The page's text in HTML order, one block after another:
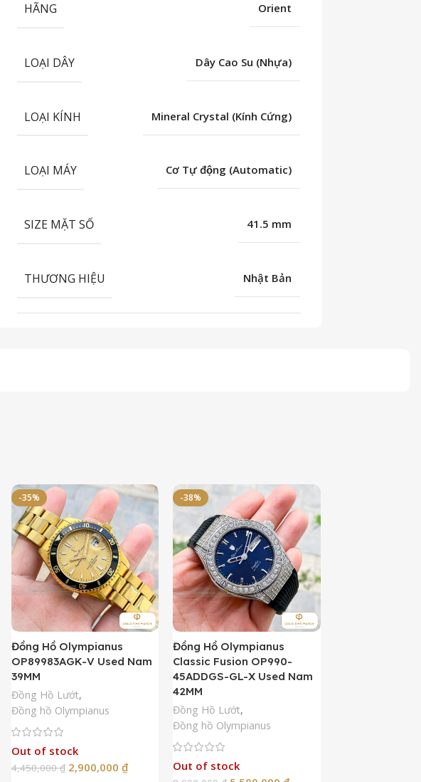
HÃNG Orient
LOẠI DÂY Dây Cao Su (Nhựa)
LOẠI KÍNH Mineral Crystal (Kính Cứng)
LOẠI MÁY Cơ Tự động (Automatic)
SIZE MẶT SỐ 41.5 mm
THƯƠNG HIỆU Nhật Bản
-35%
Đồng Hồ Olympianus
OP89983AGK-V Used Nam
39MM
Đồng Hồ Lướt,
Đồng hồ Olympianus
Out of stock
4,450,000₫ 2,900,000 ₫
-38%
Đồng Hồ Olympianus
Classic Fusion OP990-
45ADDGS-GL-X Used Nam
42MM
Đồng Hồ Lướt,
Đồng hồ Olympianus
Out of stock